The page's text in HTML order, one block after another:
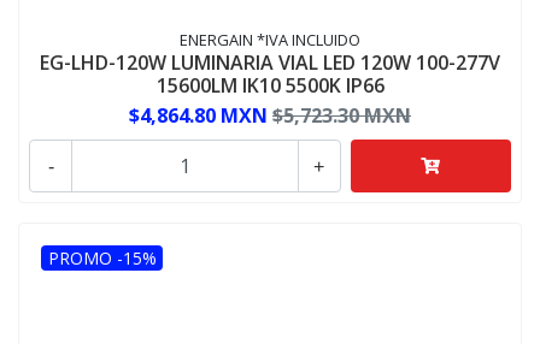
ENERGAIN *IVA INCLUIDO
EG-LHD-120W LUMINARIA VIAL LED 120W 100-277V
15600LM IK10 5500K IP66
$4,864.80 MXN $5,723.30 MXN
+
-
PROMO -15%